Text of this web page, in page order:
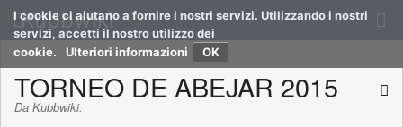
I cookie ci aiutano a fornire i nostri servizi. Utilizzando i nostri
servizi, accetti il nostro utilizzo dei
cookie.
Ulteriori informazioni
Kubbwiki
TORNEO DE ABEJAR 2015
Da Kubbwiki.